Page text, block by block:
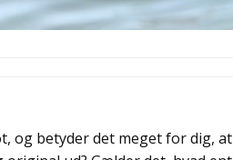
og betyder det meget for dig,